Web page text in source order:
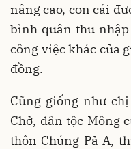
nâng cao, con cái
bình quân thu
công việc khác của
đồng.
Cũng giống như
Chở, dân tộc Mông
thôn Chúng Pả A,